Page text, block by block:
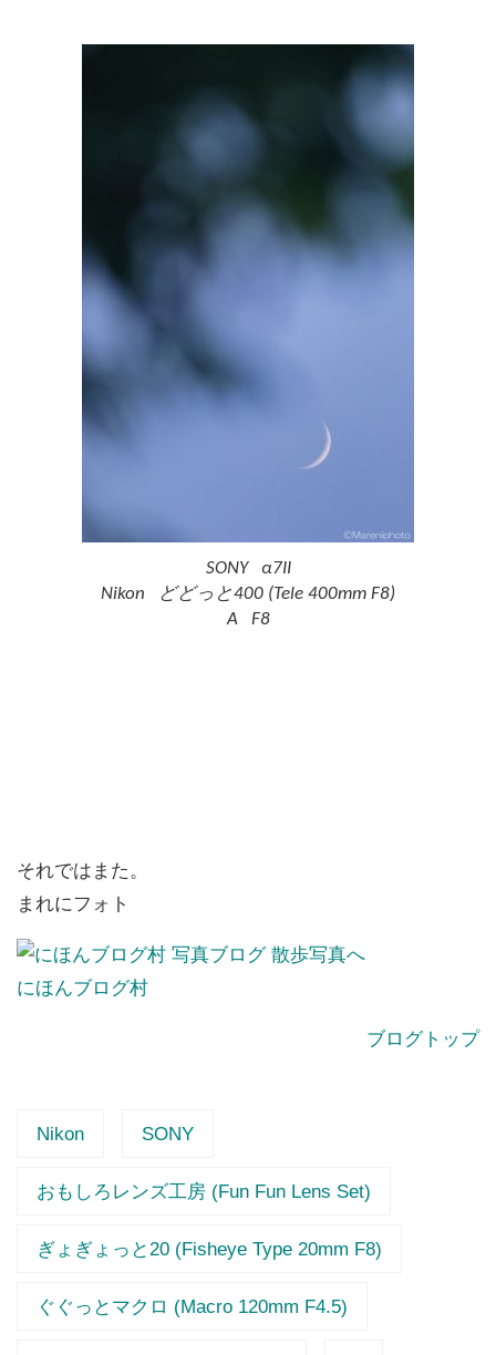
SONY α7II
Nikon どどっと400 (Tele 400mm F8)
A F8
それではまた。
まれにフォト
にほんブログ村
ブログトップ
Nikon SONY
おもしろレンズ工房 (Fun Fun Lens Set)
ぎょぎょっと20 (Fisheye Type 20mm F8)
ぐぐっとマクロ (Macro 120mm F4.5)